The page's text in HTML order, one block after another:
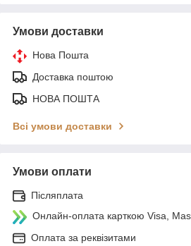
Умови доставки
Нова Пошта
Доставка поштою
НОВА ПОШТА
Всі умови доставки
Умови оплати
Післяплата
Онлайн-оплата карткою Visa,
Оплата за реквізитами